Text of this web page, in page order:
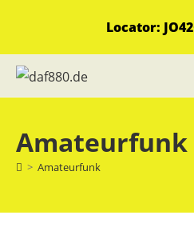
Locator:
Amateurfunk
> Amateurfunk